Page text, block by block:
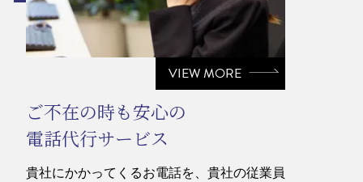
VIEW MORE
ご不在の時も安心の
電話代行サービス
貴社にかかってくるお電話を、貴社の従業員